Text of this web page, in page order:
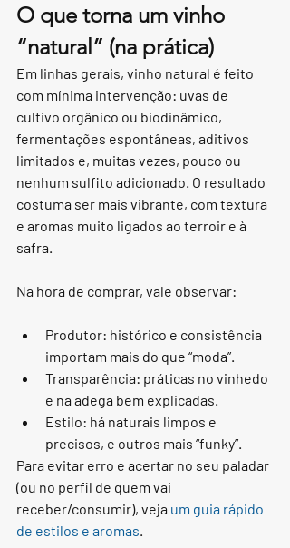
O que torna um vinho
“natural” (na prática)
Em linhas gerais, vinho natural é feito
com mínima intervenção: uvas de
cultivo orgânico ou biodinâmico,
fermentações espontâneas, aditivos
limitados e, muitas vezes, pouco ou
nenhum sulfito adicionado. O resultado
costuma ser mais vibrante, com textura
e aromas muito ligados ao terroir e à
safra.
Na hora de comprar, vale observar:
Produtor: histórico e consistência
importam mais do que “moda”.
Transparência: práticas no vinhedo
e na adega bem explicadas.
Estilo: há naturais limpos e
precisos, e outros mais “funky”.
Para evitar erro e acertar no seu paladar
(ou no perfil de quem vai
receber/consumir), veja um guia rápido
de estilos e aromas.